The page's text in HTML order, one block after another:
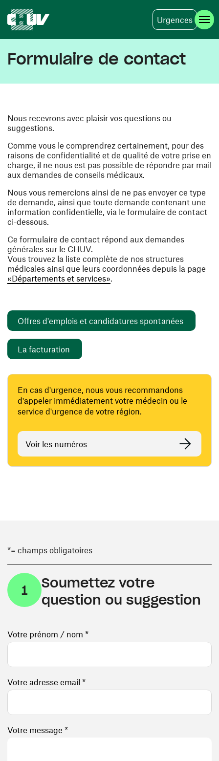
Urgences
Formulaire de contact
Nous recevrons avec plaisir vos questions ou
suggestions.
Comme vous le comprendrez certainement, pour des
raisons de confidentialité et de qualité de votre prise en
charge, il ne nous est pas possible de répondre par mail
aux demandes de conseils médicaux.
Nous vous remercions ainsi de ne pas envoyer ce type
de demande, ainsi que toute demande contenant une
information confidentielle, via le formulaire de contact
ci-dessous.
Ce formulaire de contact répond aux demandes
générales sur le CHUV.
Vous trouvez la liste complète de nos structures
médicales ainsi que leurs coordonnées depuis la page
«Départements et services».
Offres d'emplois et candidatures spontanées
La facturation
En cas d'urgence, nous vous recommandons
d'appeler immédiatement votre médecin ou le
service d'urgence de votre région.
Voir les numéros
*= champs obligatoires
1
Soumettez votre
question ou suggestion
Votre prénom / nom *
Votre adresse email *
Votre message *